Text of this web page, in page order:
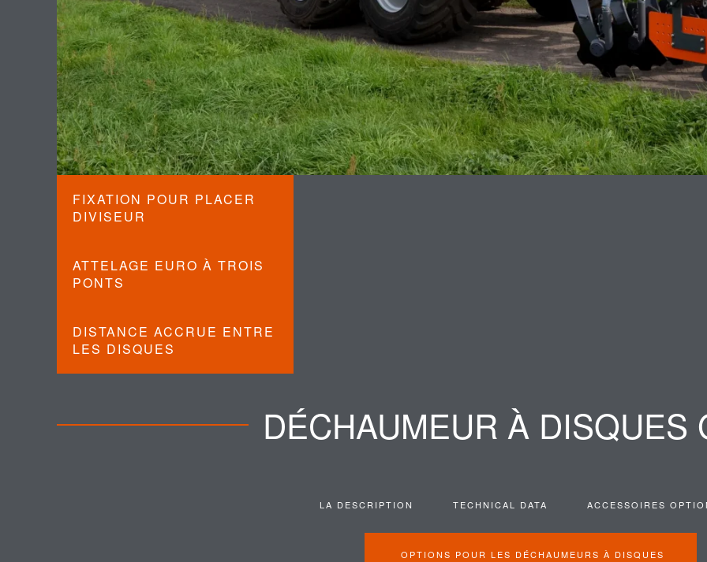
FIXATION POUR PLACER
DIVISEUR
ATTELAGE EURO À TROIS
PONTS
DISTANCE ACCRUE ENTRE
LES DISQUES
DÉCHAUMEUR À DISQUES
LA DESCRIPTION TECHNICAL DATA ACCESSOIRES
OPTIONS POUR LES DÉCHAUMEURS À DISQUES